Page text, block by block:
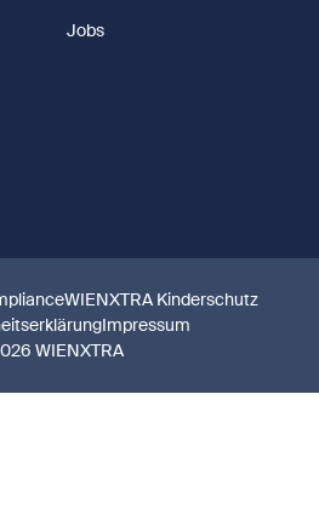
Jobs
WIENXTRA
WIENXTRA Kinderschutz
Impressum